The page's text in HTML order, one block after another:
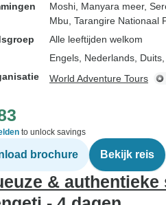
Moshi , Manyara meer,
Mbu , Tarangire Nationaal
Alle leeftijden welkom
Engels, Nederlands,
World Adventure Tours
to unlock savings
brochure Bekijk reis
&